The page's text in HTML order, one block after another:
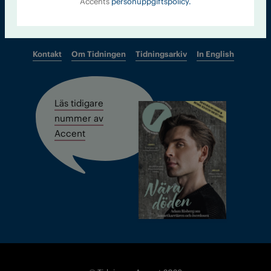
Kontakt Om Tidningen Tidningsarkiv In English
Läs tidigare
nummer av
Accent